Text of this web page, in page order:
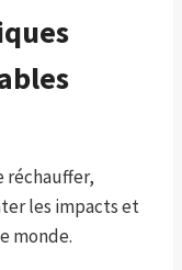
réchauffer,
les impacts et
monde.